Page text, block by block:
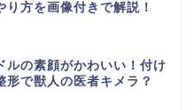
り方を画像付きで解説！
ルの素顔がかわいい！付け
形で獣人の医者キメラ？